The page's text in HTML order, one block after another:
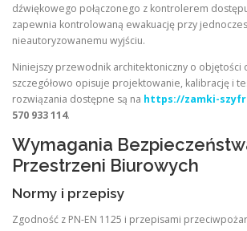
dźwiękowego połączonego z kontrolerem
zapewnia kontrolowaną ewakuację przy
nieautoryzowanemu wyjściu.
Niniejszy przewodnik architektoniczny o objętości
szczegółowo opisuje projektowanie, kalibrację i
rozwiązania dostępne są na https://zamki-
570 933 114.
Wymagania
Przestrzeni Biurowych
Normy i przepisy
Zgodność z PN-EN 1125 i przepisami